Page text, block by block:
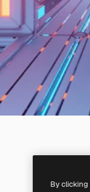
By clicking